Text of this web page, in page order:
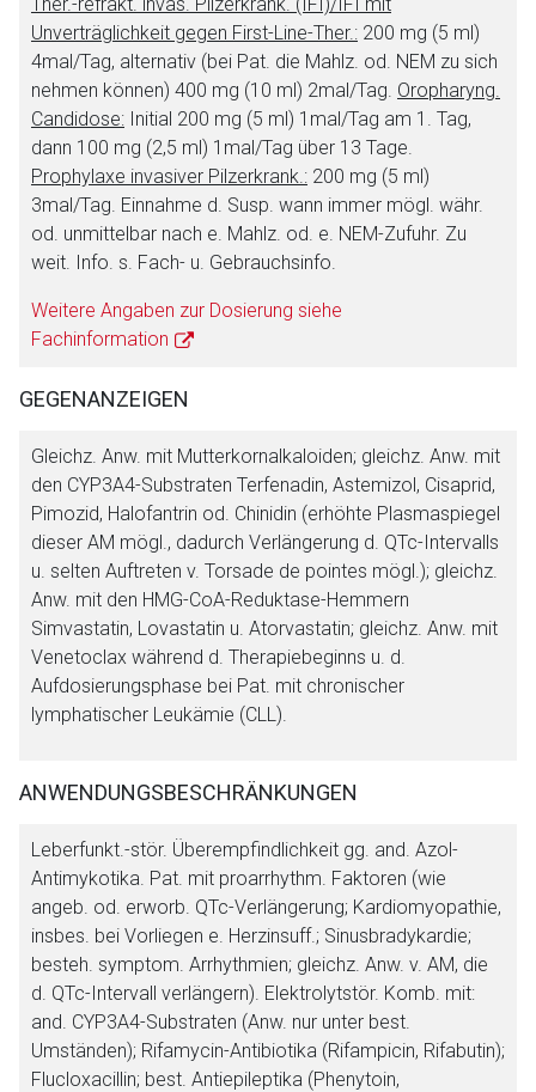
Unverträglichkeit gegen First-Line-Ther.: 200 mg (5 ml)
4mal/Tag, alternativ (bei Pat. die Mahlz. od. NEM zu sich
nehmen können) 400 mg (10 ml) 2mal/Tag. Oropharyng.
Candidose: Initial 200 mg (5 ml) 1mal/Tag am 1. Tag,
dann 100 mg (2,5 ml) 1mal/Tag über 13 Tage.
Prophylaxe invasiver Pilzerkrank.: 200 mg (5 ml)
3mal/Tag. Einnahme d. Susp. wann immer mögl. währ.
od. unmittelbar nach e. Mahlz. od. e. NEM-Zufuhr. Zu
weit. Info. s. Fach- u. Gebrauchsinfo.
Weitere Angaben zur Dosierung siehe
Fachinformation
GEGENANZEIGEN
Gleichz. Anw. mit Mutterkornalkaloiden; gleichz. Anw. mit
den CYP3A4-Substraten Terfenadin, Astemizol, Cisaprid,
Pimozid, Halofantrin od. Chinidin (erhöhte Plasmaspiegel
dieser AM mögl., dadurch Verlängerung d. QTc-Intervalls
u. selten Auftreten v. Torsade de pointes mögl.); gleichz.
Anw. mit den HMG-CoA-Reduktase-Hemmern
Simvastatin, Lovastatin u. Atorvastatin; gleichz. Anw. mit
Venetoclax während d. Therapiebeginns u. d.
Aufdosierungsphase bei Pat. mit chronischer
lymphatischer Leukämie (CLL).
ANWENDUNGSBESCHRÄNKUNGEN
Leberfunkt.-stör. Überempfindlichkeit gg. and. Azol-
Antimykotika. Pat. mit proarrhythm. Faktoren (wie
angeb. od. erworb. QTc-Verlängerung; Kardiomyopathie,
insbes. bei Vorliegen e. Herzinsuff.; Sinusbradykardie;
besteh. symptom. Arrhythmien; gleichz. Anw. v. AM, die
d. QTc-Intervall verlängern). Elektrolytstör. Komb. mit:
and. CYP3A4-Substraten (Anw. nur unter best.
Umständen); Rifamycin-Antibiotika (Rifampicin, Rifabutin);
Flucloxacillin; best. Antiepileptika (Phenytoin,